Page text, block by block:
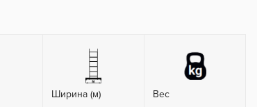
Ширина (м) Вес